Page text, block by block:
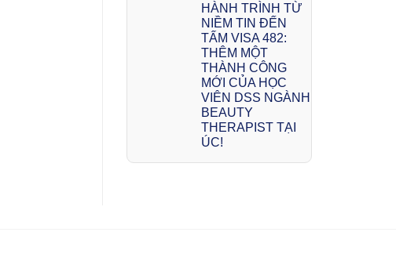
HÀNH TRÌNH TỪ
NIỀM TIN ĐẾN
TẤM VISA 482:
THÊM MỘT
THÀNH CÔNG
MỚI CỦA HỌC
VIÊN DSS NGÀNH
BEAUTY
THERAPIST TẠI
ÚC!